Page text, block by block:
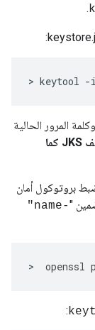
.
> keytool -
سيُطلب منك إدخال كلمة المرور الجديدة لملف JKS وكلمة المرور الحالية
تأكد من استخدام كلمة المرور نفسها لملف JKS كما
بروتوكول أمان
-name"
> openssl
: